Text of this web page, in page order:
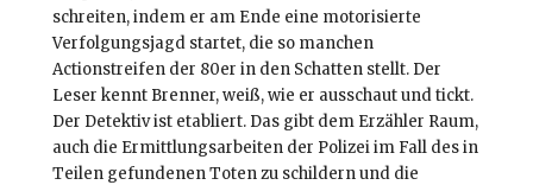
schreiten, indem er am Ende eine motorisierte
Verfolgungsjagd startet, die so manchen
Actionstreifen der 80er in den Schatten stellt. Der
Leser kennt Brenner, weiß, wie er ausschaut und tickt.
Der Detektiv ist etabliert. Das gibt dem Erzähler Raum,
auch die Ermittlungsarbeiten der Polizei im Fall des in
Teilen gefundenen Toten zu schildern und die